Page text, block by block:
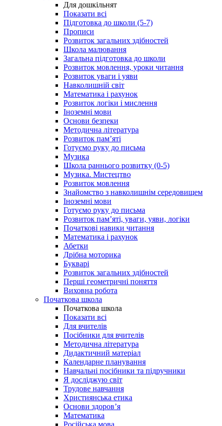
Для дошкільнят
Показати всі
Підготовка до школи (5-7)
Прописи
Розвиток загальних здібностей
Школа малювання
Загальна підготовка до школи
Розвиток мовлення, уроки читання
Розвиток уваги і уяви
Навколишній світ
Математика і рахунок
Розвиток логіки і мислення
Іноземні мови
Основи безпеки
Методична література
Розвиток пам’яті
Готуємо руку до письма
Музика
Школа раннього розвитку (0-5)
Музика. Мистецтво
Розвиток мовлення
Знайомство з навколишнім середовищем
Іноземні мови
Готуємо руку до письма
Розвиток пам’яті, уваги, уяви, логіки
Початкові навики читання
Математика і рахунок
Абетки
Дрібна моторика
Букварі
Розвиток загальних здібностей
Перші геометричні поняття
Виховна робота
Початкова школа
Початкова школа
Показати всі
Для вчителів
Посібники для вчителів
Методична література
Дидактичний матеріал
Календарне планування
Навчальні посібники та підручники
Я досліджую світ
Трудове навчання
Християнська етика
Основи здоров’я
Математика
Російська мова